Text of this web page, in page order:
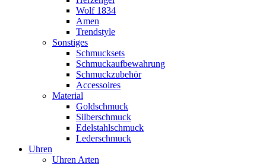
Wolf 1834
Amen
Trendstyle
Sonstiges
Schmucksets
Schmuckaufbewahrung
Schmuckzubehör
Accessoires
Material
Goldschmuck
Silberschmuck
Edelstahlschmuck
Lederschmuck
Uhren
Uhren Arten